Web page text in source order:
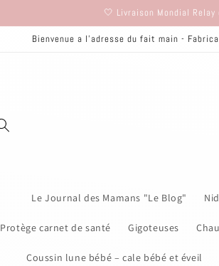
🤍 Livraison Mondial
Bienvenue a l'adresse du fait main -
Le Journal des Mamans "Le Blog"
Protège carnet de santé Gigoteuses
Coussin lune bébé – cale bébé et éveil